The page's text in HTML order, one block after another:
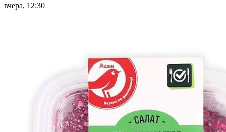
вчера, 12:30